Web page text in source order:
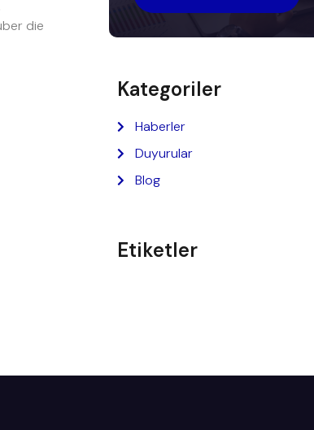
die
Kategoriler
Haberler
Duyurular
Blog
Etiketler